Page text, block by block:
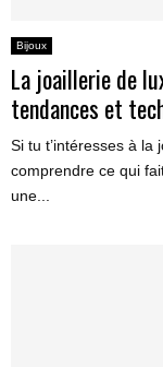
Bijoux
La joaillerie de
tendances et
Si tu t’intéresses à
comprendre ce qui
une...